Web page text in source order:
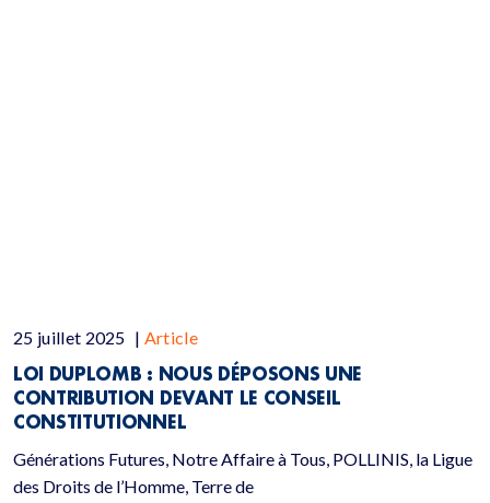
25 juillet 2025 | Article
LOI DUPLOMB : NOUS DÉPOSONS UNE
CONTRIBUTION DEVANT LE CONSEIL
CONSTITUTIONNEL
Générations Futures, Notre Affaire à Tous, POLLINIS, la Ligue
des Droits de l’Homme, Terre de